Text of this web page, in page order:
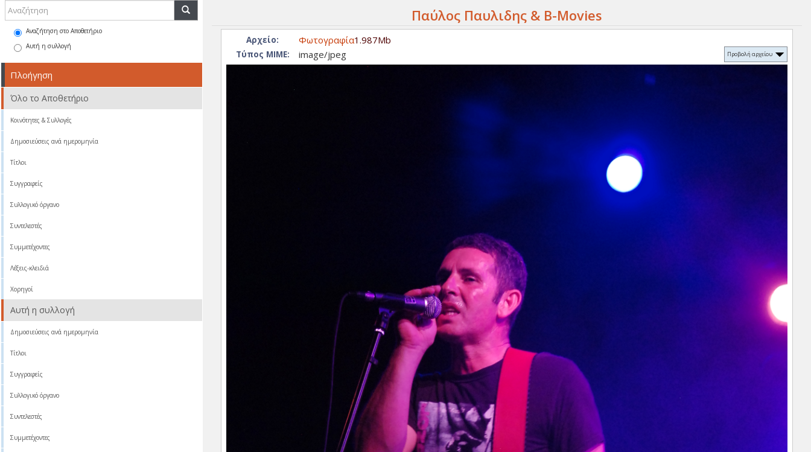
Παύλος Παυλιδης & B-Movies
Αρχείο: Φωτογραφία1.987Mb
Προβολή αρχείου
Τύπος ΜΙΜΕ: image/jpeg
Αναζήτηση στο Αποθετήριο
Αυτή η συλλογή
Πλοήγηση
Όλο το Αποθετήριο
Κοινότητες & Συλλογές
Δημοσιεύσεις ανά ημερομηνία
Τίτλοι
Συγγραφείς
Συλλογικό όργανο
Συντελεστές
Συμμετέχοντες
Λέξεις-κλειδιά
Χορηγοί
Αυτή η συλλογή
Δημοσιεύσεις ανά ημερομηνία
Τίτλοι
Συγγραφείς
Συλλογικό όργανο
Συντελεστές
Συμμετέχοντες